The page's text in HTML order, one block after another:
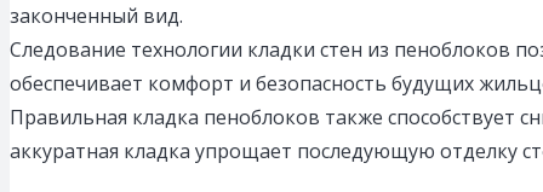
законченный вид.
Следование технологии кладки стен из пеноблоков
обеспечивает комфорт и безопасность будущих
Правильная кладка пеноблоков также
аккуратная кладка упрощает последующую отделку